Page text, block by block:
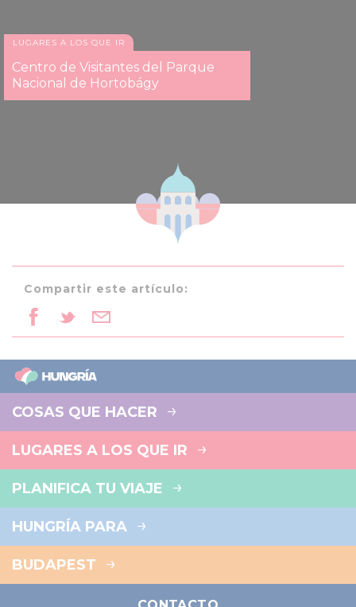
LUGARES A LOS QUE IR
Centro de Visitantes del Parque
Nacional de Hortobágy
Compartir este artículo:
COSAS QUE HACER
LUGARES A LOS QUE IR
PLANIFICA TU VIAJE
HUNGRÍA PARA
BUDAPEST